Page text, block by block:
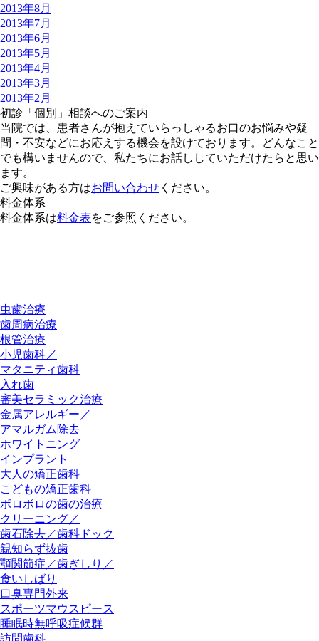
2013年8月
2013年7月
2013年6月
2013年5月
2013年4月
2013年3月
2013年2月
初診「個別」相談へのご案内
当院では、患者さんが抱えていらっしゃるお口のお悩みや疑
問・不安などにお応えする機会を設けております。どんなこと
でも構いませんので、私たちにお話ししていただけたらと思い
ます。
ご興味がある方はお問い合わせ ください。
料金体系
料金体系は料金表をご参照ください。
虫歯治療
歯周病治療
根管治療
小児歯科／
マタニティ歯科
入れ歯
審美セラミック治療
金属アレルギー／
アマルガム除去
ホワイトニング
インプラント
大人の矯正歯科
こどもの矯正歯科
ボロボロの歯の治療
クリーニング／
歯石除去／歯科ドック
親知らず抜歯
顎関節症／歯ぎしり／
食いしばり
口臭専門外来
スポーツマウスピース
睡眠時無呼吸症候群
訪問歯科